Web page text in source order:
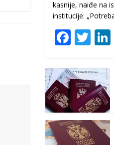
kasnije, naiđe na
institucije:
F
e
b
o
o
k
T
itt
er